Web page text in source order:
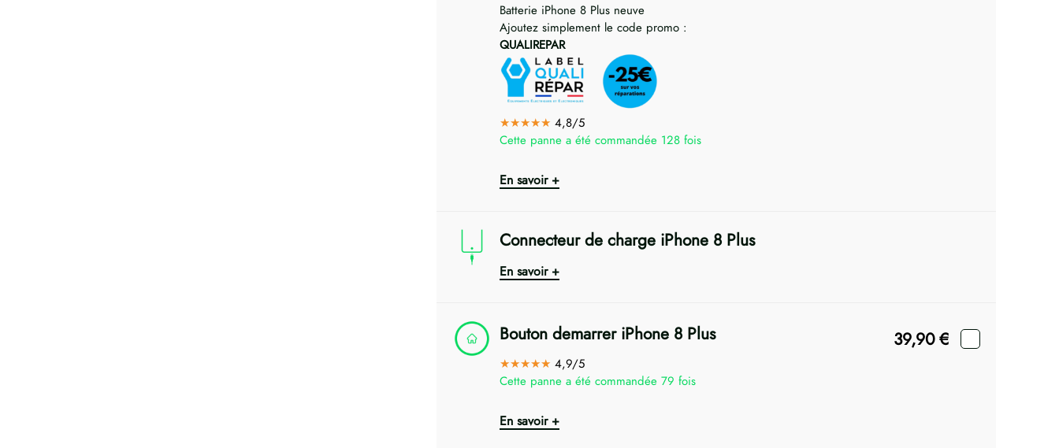
Batterie iPhone 8 Plus neuve
Ajoutez simplement le code promo :
QUALIREPAR
★★★★★ 4,8/5
Cette panne a été commandée 128 fois
En savoir +
Connecteur de charge iPhone 8 Plus
En savoir +
Bouton demarrer iPhone 8 Plus 39,90€
★★★★★ 4,9/5
Cette panne a été commandée 79 fois
En savoir +